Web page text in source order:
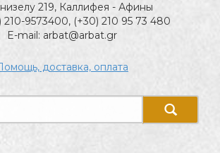
219, Каллифея - Афины
210-9573400, (+30) 210 95 73 480
E-mail: arbat@arbat.gr
доставка, оплата